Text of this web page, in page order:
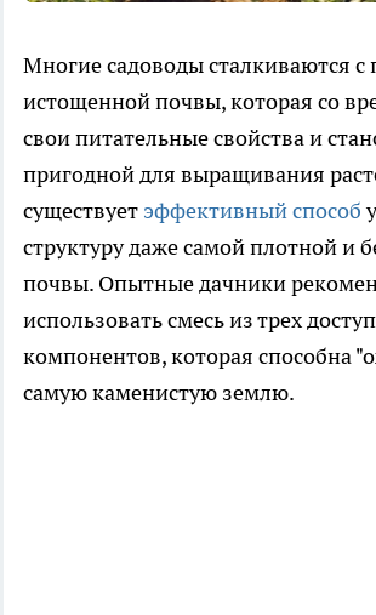
Многие садоводы сталкиваются с
истощенной почвы, которая со
свои питательные свойства и
пригодной для выращивания
существует эффективный способ
структуру даже самой плотной и
почвы. Опытные дачники
использовать смесь из трех
компонентов, которая способна
самую каменистую землю.